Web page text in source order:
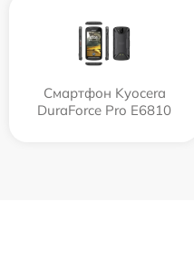
Смартфон Kyocera
DuraForce Pro E6810